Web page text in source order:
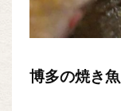
博多の焼き魚